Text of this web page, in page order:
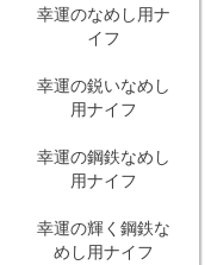
幸運のなめし用ナ
イフ
幸運の鋭いなめし
用ナイフ
幸運の鋼鉄なめし
用ナイフ
幸運の輝く鋼鉄な
めし用ナイフ